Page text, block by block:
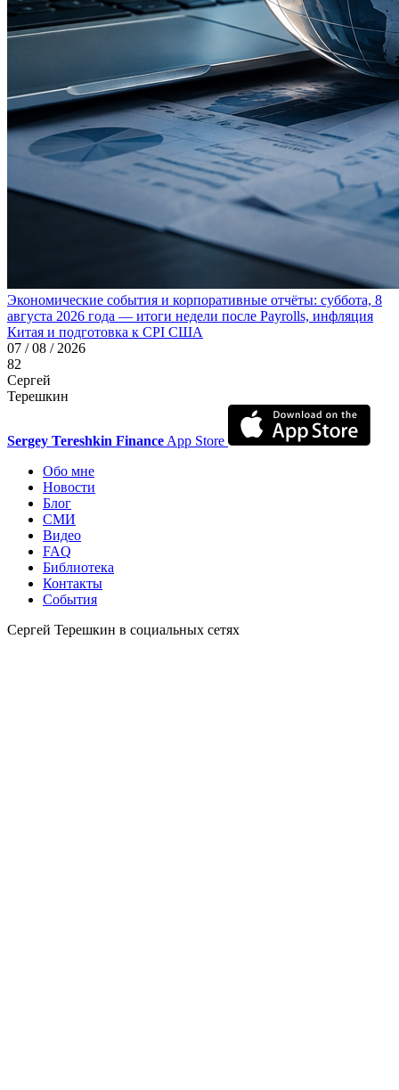
Экономические события и корпоративные отчёты: суббота, 8
августа 2026 года — итоги недели после Payrolls, инфляция
Китая и подготовка к CPI США
07 / 08 / 2026
82
Сергей
Терешкин
Sergey Tereshkin Finance App Store
Обо мне
Новости
Блог
СМИ
Видео
FAQ
Библиотека
Контакты
События
Сергей Терешкин в социальных сетях